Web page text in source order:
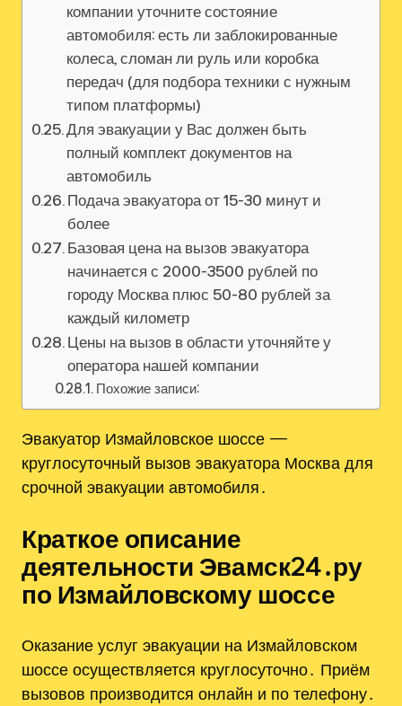
компании уточните состояние
автомобиля: есть ли заблокированные
колеса, сломан ли руль или коробка
передач (для подбора техники с нужным
типом платформы)
Для эвакуации у Вас должен быть
полный комплект документов на
автомобиль
Подача эвакуатора от 15-30 минут и
более
Базовая цена на вызов эвакуатора
начинается с 2000-3500 рублей по
городу Москва плюс 50-80 рублей за
каждый километр
Цены на вызов в области уточняйте у
оператора нашей компании
Похожие записи:
Эвакуатор Измайловское шоссе —
круглосуточный вызов эвакуатора Москва для
срочной эвакуации автомобиля․
Краткое описание
деятельности Эвамск24․ру
по Измайловскому шоссе
Оказание услуг эвакуации на Измайловском
шоссе осуществляется круглосуточно․ Приём
вызовов производится онлайн и по телефону․